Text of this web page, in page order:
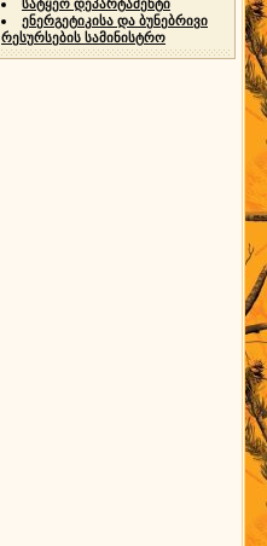
სატყეო დეპარტამენტი
ენერგეტიკისა და ბუნებრივი
რესურსების სამინისტრო